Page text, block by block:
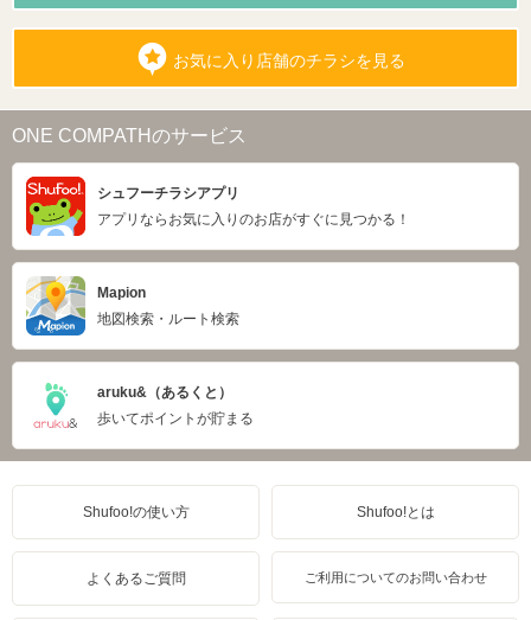
お気に入り店舗のチラシを見る
ONE COMPATHのサービス
シュフーチラシアプリ
アプリならお気に入りのお店がすぐに見つかる！
Mapion
地図検索・ルート検索
aruku&（あるくと）
歩いてポイントが貯まる
Shufoo!の使い方 Shufoo!とは
よくあるご質問 ご利用についてのお問い合わせ